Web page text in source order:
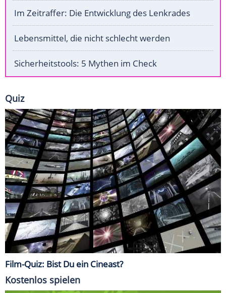
Im Zeitraffer: Die Entwicklung des Lenkrades
Lebensmittel, die nicht schlecht werden
Sicherheitstools: 5 Mythen im Check
Quiz
Film-Quiz: Bist Du ein Cineast?
Kostenlos spielen